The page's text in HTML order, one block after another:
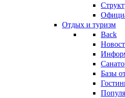
Отдых и туризм
Back
Базы